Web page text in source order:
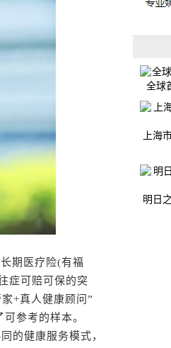
期医疗险(有福
症可赔可保的突
+真人健康顾问”
参考的样本。
的健康服务模式，
全球
上海
明日